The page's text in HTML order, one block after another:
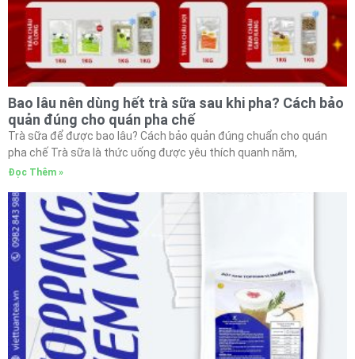
Bao lâu nên dùng hết trà sữa sau khi pha? Cách bảo
quản đúng cho quán pha chế
Trà sữa để được bao lâu? Cách bảo quản đúng chuẩn cho quán
pha chế Trà sữa là thức uống được yêu thích quanh năm,
Đọc Thêm »